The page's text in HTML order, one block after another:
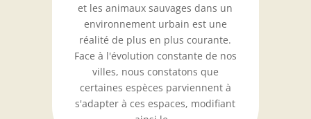
et les animaux sauvages dans un
environnement urbain est une
réalité de plus en plus courante.
Face à l'évolution constante de nos
villes, nous constatons que
certaines espèces parviennent à
s'adapter à ces espaces, modifiant